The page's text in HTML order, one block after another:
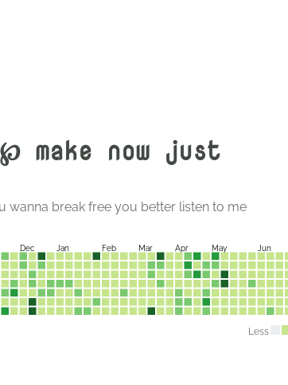
℘ make now just
wanna break free you better listen to me
Dec Jan Feb Mar Apr May Jun
Less